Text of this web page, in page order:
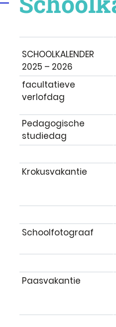
SCHOOLKALENDER
2025 – 2026
facultatieve
verlofdag
Pedagogische
studiedag
Krokusvakantie
Schoolfotograaf
Paasvakantie